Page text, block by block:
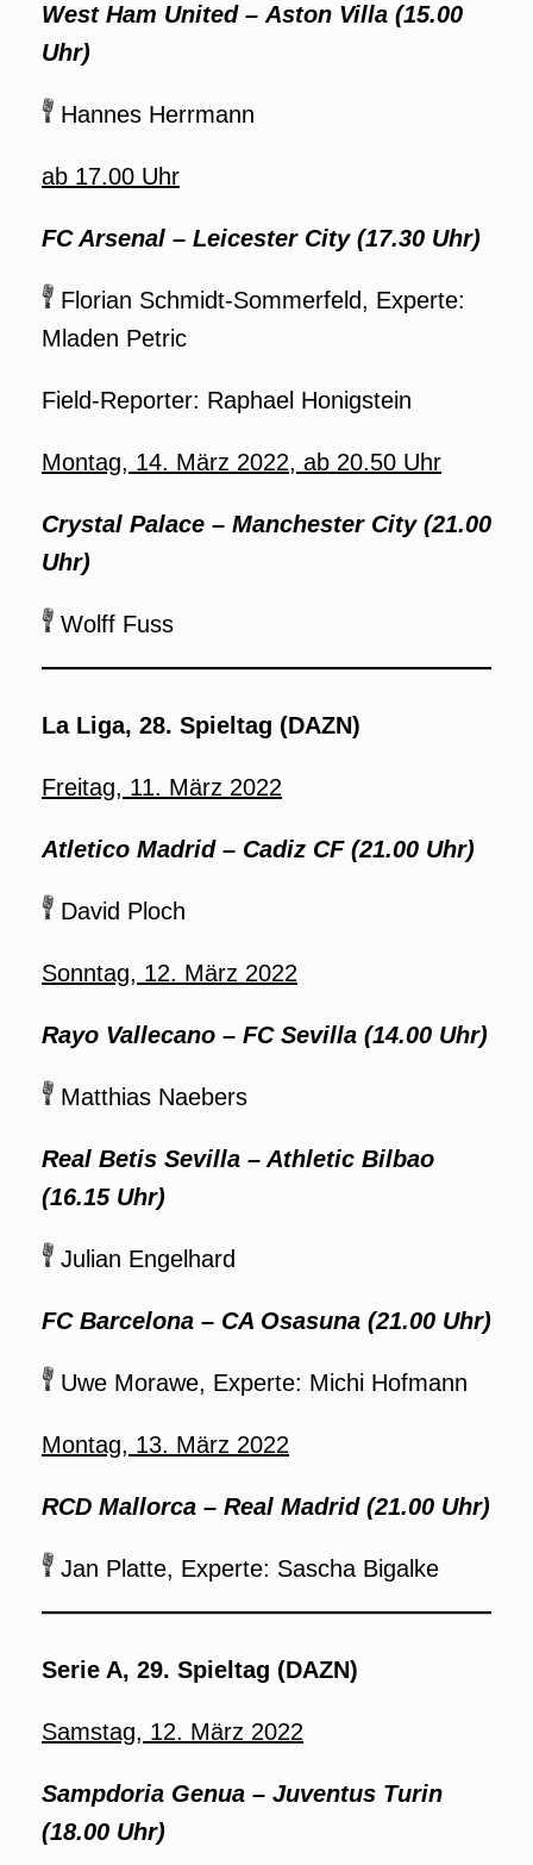
West Ham United – Aston Villa (15.00
Uhr)
Hannes Herrmann
ab 17.00 Uhr
FC Arsenal – Leicester City (17.30 Uhr)
Florian Schmidt-Sommerfeld, Experte:
Mladen Petric
Field-Reporter: Raphael Honigstein
Montag, 14. März 2022, ab 20.50 Uhr
Crystal Palace – Manchester City (21.00
Uhr)
Wolff Fuss
La Liga, 28. Spieltag (DAZN)
Freitag, 11. März 2022
Atletico Madrid – Cadiz CF (21.00 Uhr)
David Ploch
Sonntag, 12. März 2022
Rayo Vallecano – FC Sevilla (14.00 Uhr)
Matthias Naebers
Real Betis Sevilla – Athletic Bilbao
(16.15 Uhr)
Julian Engelhard
FC Barcelona – CA Osasuna (21.00 Uhr)
Uwe Morawe, Experte: Michi Hofmann
Montag, 13. März 2022
RCD Mallorca – Real Madrid (21.00 Uhr)
Jan Platte, Experte: Sascha Bigalke
Serie A, 29. Spieltag (DAZN)
Samstag, 12. März 2022
Sampdoria Genua – Juventus Turin
(18.00 Uhr)